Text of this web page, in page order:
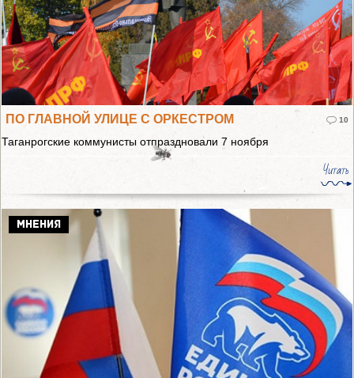
ПО ГЛАВНОЙ УЛИЦЕ С ОРКЕСТРОМ 10
Таганрогские коммунисты отпраздновали 7 ноября
Читать
МНЕНИЯ